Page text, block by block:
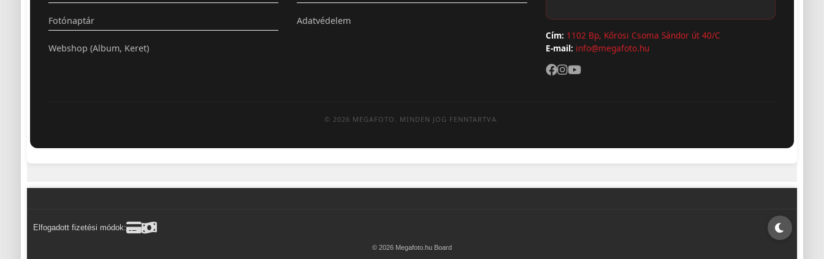
Fotónaptár
Webshop (Album, Keret)
Adatvédelem
Cím: 1102 Bp, Kőrösi Csoma Sándor út 40/C
E-mail: info@megafoto.hu
© 2026 MEGAFOTO. MINDEN JOG FENNTARTVA.
Elfogadott fizetési módok:
© 2026 Megafoto.hu Board